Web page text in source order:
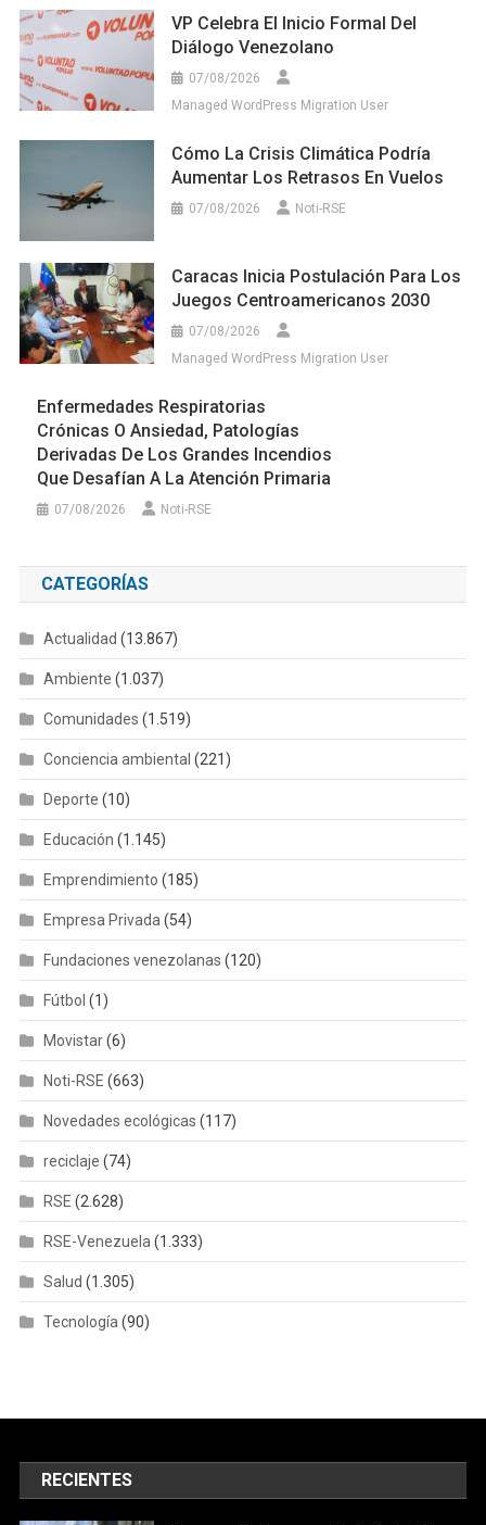
VP Celebra El Inicio Formal Del
Diálogo Venezolano
07/08/2026
Managed WordPress Migration User
Cómo La Crisis Climática Podría
Aumentar Los Retrasos En Vuelos
07/08/2026 Noti-RSE
Caracas Inicia Postulación Para Los
Juegos Centroamericanos 2030
07/08/2026
Managed WordPress Migration User
Enfermedades Respiratorias
Crónicas O Ansiedad, Patologías
Derivadas De Los Grandes Incendios
Que Desafían A La Atención Primaria
07/08/2026 Noti-RSE
CATEGORÍAS
Actualidad (13.867)
Ambiente (1.037)
Comunidades (1.519)
Conciencia ambiental (221)
Deporte (10)
Educación (1.145)
Emprendimiento (185)
Empresa Privada (54)
Fundaciones venezolanas (120)
Fútbol (1)
Movistar(6)
Noti-RSE (663)
Novedades ecológicas (117)
reciclaje (74)
RSE (2.628)
RSE-Venezuela (1.333)
Salud (1.305)
Tecnología (90)
RECIENTES